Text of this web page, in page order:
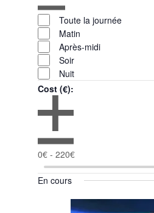
Ouvrir
les
filtres
Fermer
les
filtres
HeureToute la journée
Matin
Après-midi
Soir
Nuit
Cost (€):
Ouvrir
les
filtres
Fermer
les
filtres
Cost
(€)
0€ - 220€
En cours